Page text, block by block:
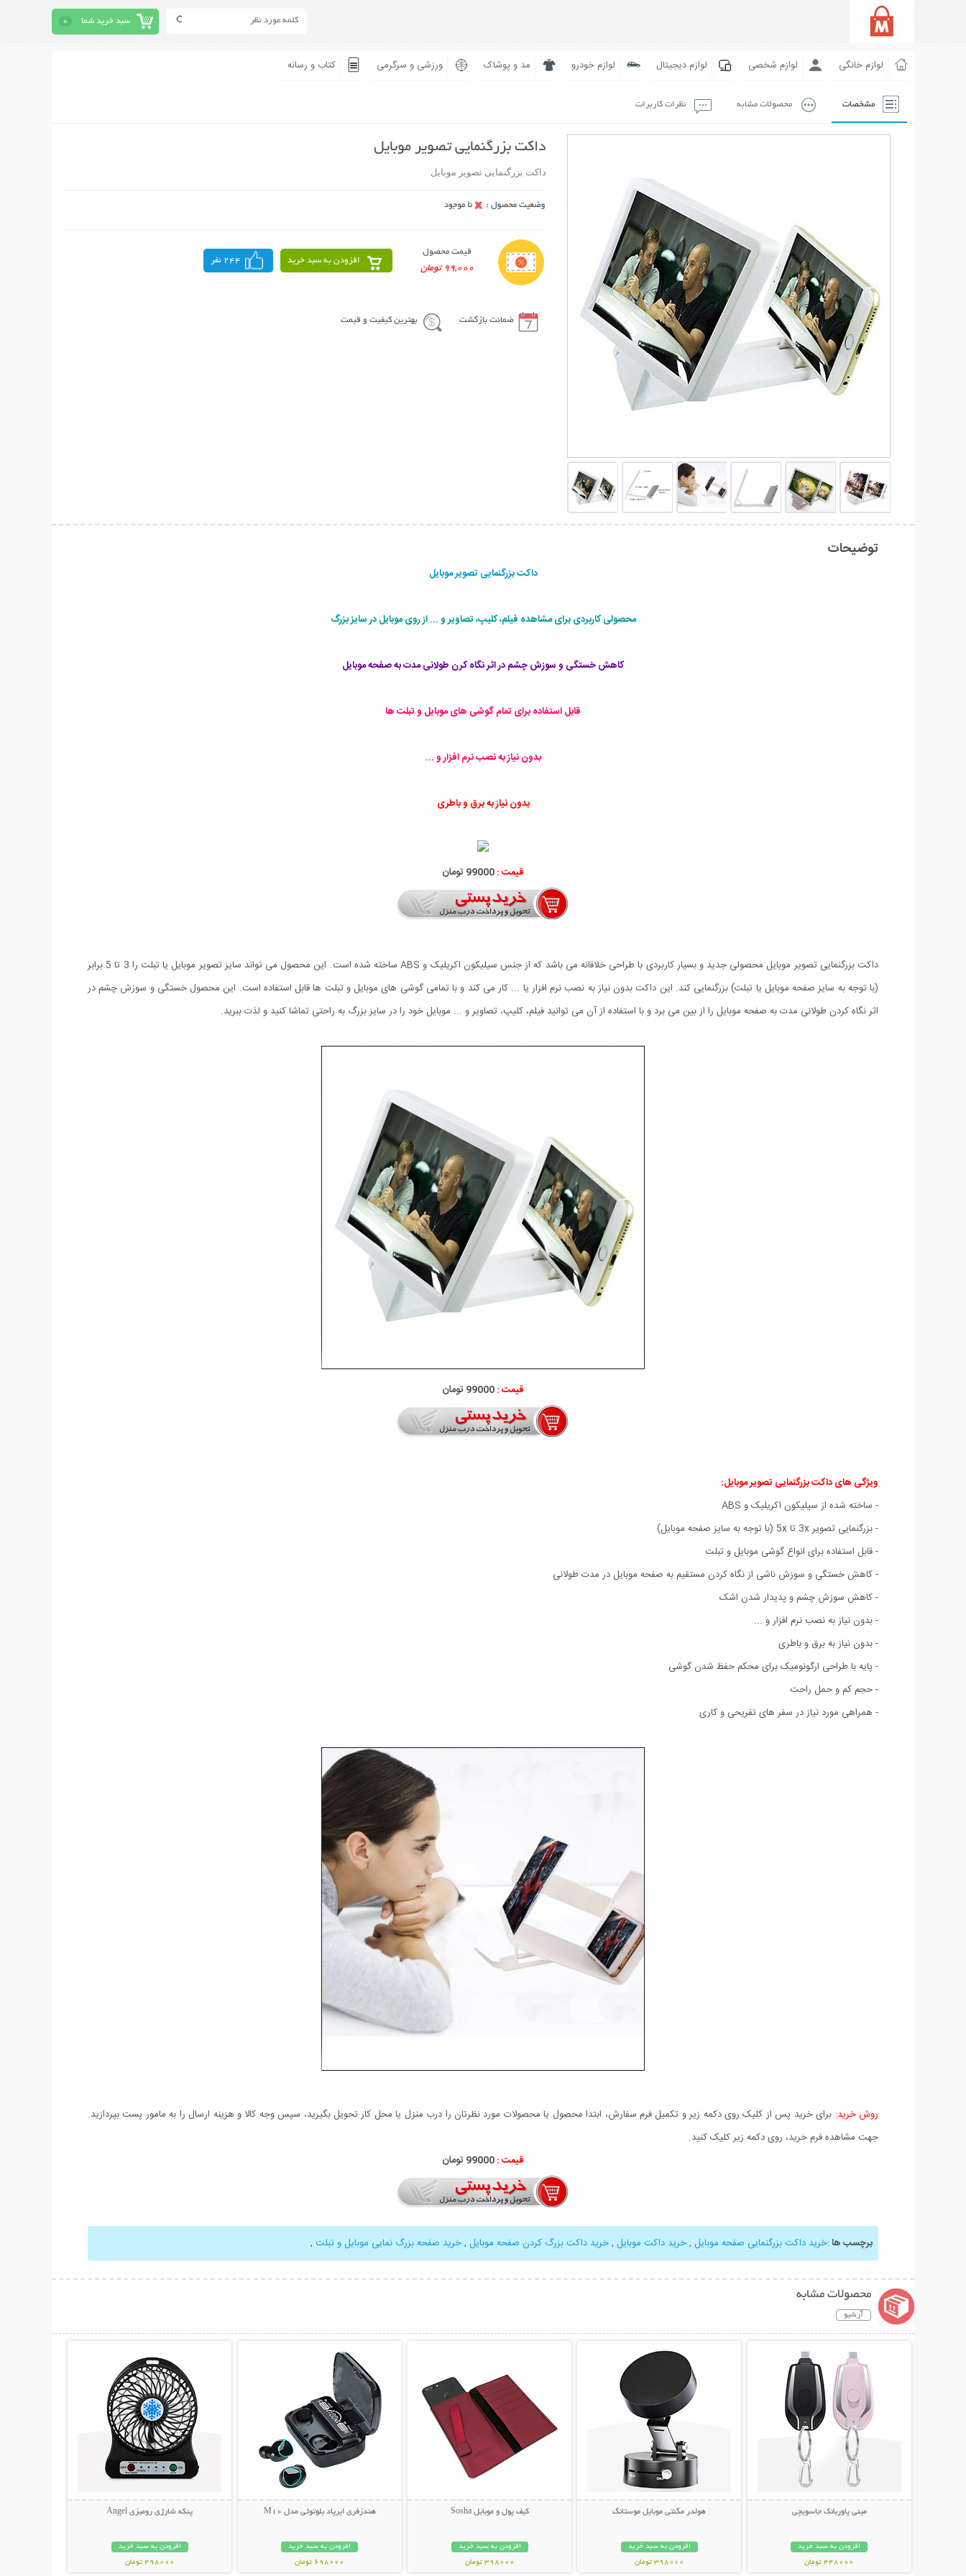
سبد خرید شما 0
لوازم خانگی لوازم شخصی لوازم دیجیتال لوازم خودرو مد و پوشاک ورزشی و سرگرمی کتاب و رسانه
مشخصات محصولات مشابه نظرات کاربرات
داکت بزرگنمایی تصویر موبایل
داکت بزرگنمایی تصویر موبایل
قیمت محصول
99,000 تومان
افزودن به سبد خرید 244 نفر
ضمانت بازگشت بهترین کیفیت و قیمت
توضیحات
داکت بزرگنمایی تصویر موبایل
محصولی کاربردی برای مشاهده فیلم، کلیپ، تصاویر و ... از روی موبایل در سایز بزرگ
کاهش خستگی و سوزش چشم در اثر نگاه کرن طولانی مدت به صفحه موبایل
قابل استفاده برای تمام گوشی های موبایل و تبلت ها
بدون نیاز به نصب نرم افزار و ...
بدون نیاز به برق و باطری
قیمت :99000 تومان
داکت بزرگنمایی تصویر موبایل محصولی جدید و بسیار کاربردی با طراحی خلاقانه می باشد که از جنس سیلیکون اکریلیک و ABS ساخته شده است. این محصول می تواند سایز تصویر موبایل یا تبلت را 3 تا 5 برابر
(با توجه به سایز صفحه موبایل یا تبلت) بزرگنمایی کند. این داکت بدون نیاز به نصب نرم افزار یا ... کار می کند و با تمامی گوشی های موبایل و تبلت ها قابل استفاده است. این محصول خستگی و سوزش چشم در
اثر نگاه کردن طولانی مدت به صفحه موبایل را از بین می برد و با استفاده از آن می توانید فیلم، کلیپ، تصاویر و ... موبایل خود را در سایز بزرگ به راحتی تماشا کنید و لذت ببرید.
قیمت :99000 تومان
ویژگی های داکت بزرگنمایی تصویر موبایل:
- ساخته شده از سیلیکون اکریلیک و ABS
- بزرگنمایی تصویر 3x تا 5x (با توجه به سایز صفحه موبایل)
- قابل استفاده برای انواع گوشی موبایل و تبلت
- کاهش خستگی و سوزش ناشی از نگاه کردن مستقیم به صفحه موبایل در مدت طولانی
- کاهش سوزش چشم و پدیدار شدن اشک
- بدون نیاز به نصب نرم افزار و ...
- بدون نیاز به برق و باطری
- پایه با طراحی ارگونومیک برای محکم حفظ شدن گوشی
- حجم کم و حمل راحت
- همراهی مورد نیاز در سفر های تفریحی و کاری
روش خرید: برای خرید پس از کلیک روی دکمه زیر و تکمیل فرم سفارش، ابتدا محصول یا محصولات مورد نظرتان را درب منزل یا محل کار تحویل بگیرید، سپس وجه کالا و هزینه ارسال را به مامور پست بپردازید.
جهت مشاهده فرم خرید، روی دکمه زیر کلیک کنید.
قیمت :99000 تومان
برچسب ها:خرید داکت بزرگنمایی صفحه موبایل ,خرید داکت موبایل ,خرید داکت بزرگ کردن صفحه موبایل ,خرید صفحه بزرگ نمایی موبایل و تبلت ,
محصولات مشابه
آرشیو
مینی پاوربانک جاسویچی
افزودن به سبد خرید
448000 تومان
هولدر مگنتی موبایل موستانگ
افزودن به سبد خرید
398000 تومان
کیف پول و موبایل Sosha
افزودن به سبد خرید
398000 تومان
هندزفری ایرپاد بلوتوثی مدل M10
افزودن به سبد خرید
698000 تومان
پنکه شارژی رومیزی Angel
افزودن به سبد خرید
498000 تومان